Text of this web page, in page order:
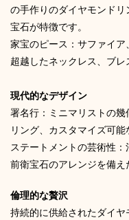
の手作りのダイヤモンド
宝石が特徴です。
家宝のピース：サファイ
超越したネックレス、ブレ
現代的なデザイン
署名行：ミニマリストの
リング、カスタマイズ可能
ステートメントの芸術性：
前衛宝石のアレンジを備え
倫理的な贅沢
持続的に供給されたダイヤ